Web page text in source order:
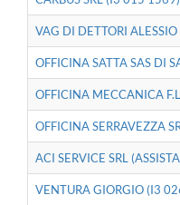
VAG DI DETTORI
OFFICINA SATTA SAS DI
OFFICINA MECCANICA
OFFICINA SERRAVEZZA
ACI SERVICE SRL
VENTURA GIORGIO (I3